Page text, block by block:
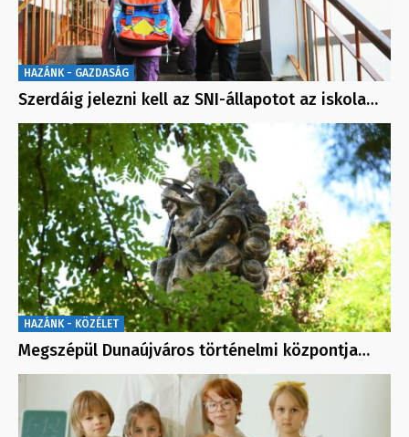
HAZÁNK - GAZDASÁG
Szerdáig jelezni kell az SNI-állapotot az iskola…
HAZÁNK - KÖZÉLET
Megszépül Dunaújváros történelmi központja…